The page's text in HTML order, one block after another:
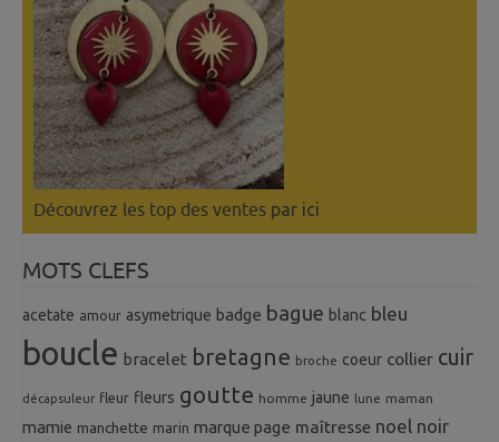
Découvrez les top des ventes par ici
MOTS CLEFS
acetate amour asymetrique badge bague blanc bleu
boucle bracelet bretagne broche coeur collier cuir
décapsuleur fleur fleurs goutte homme jaune lune maman
mamie manchette marin marque page maîtresse noel noir